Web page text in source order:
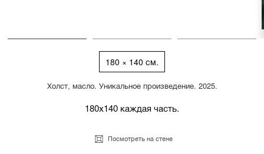
180 × 140 см.
Холст, масло. Уникальное произведение. 2025.
180х140 каждая часть.
Посмотреть на стене